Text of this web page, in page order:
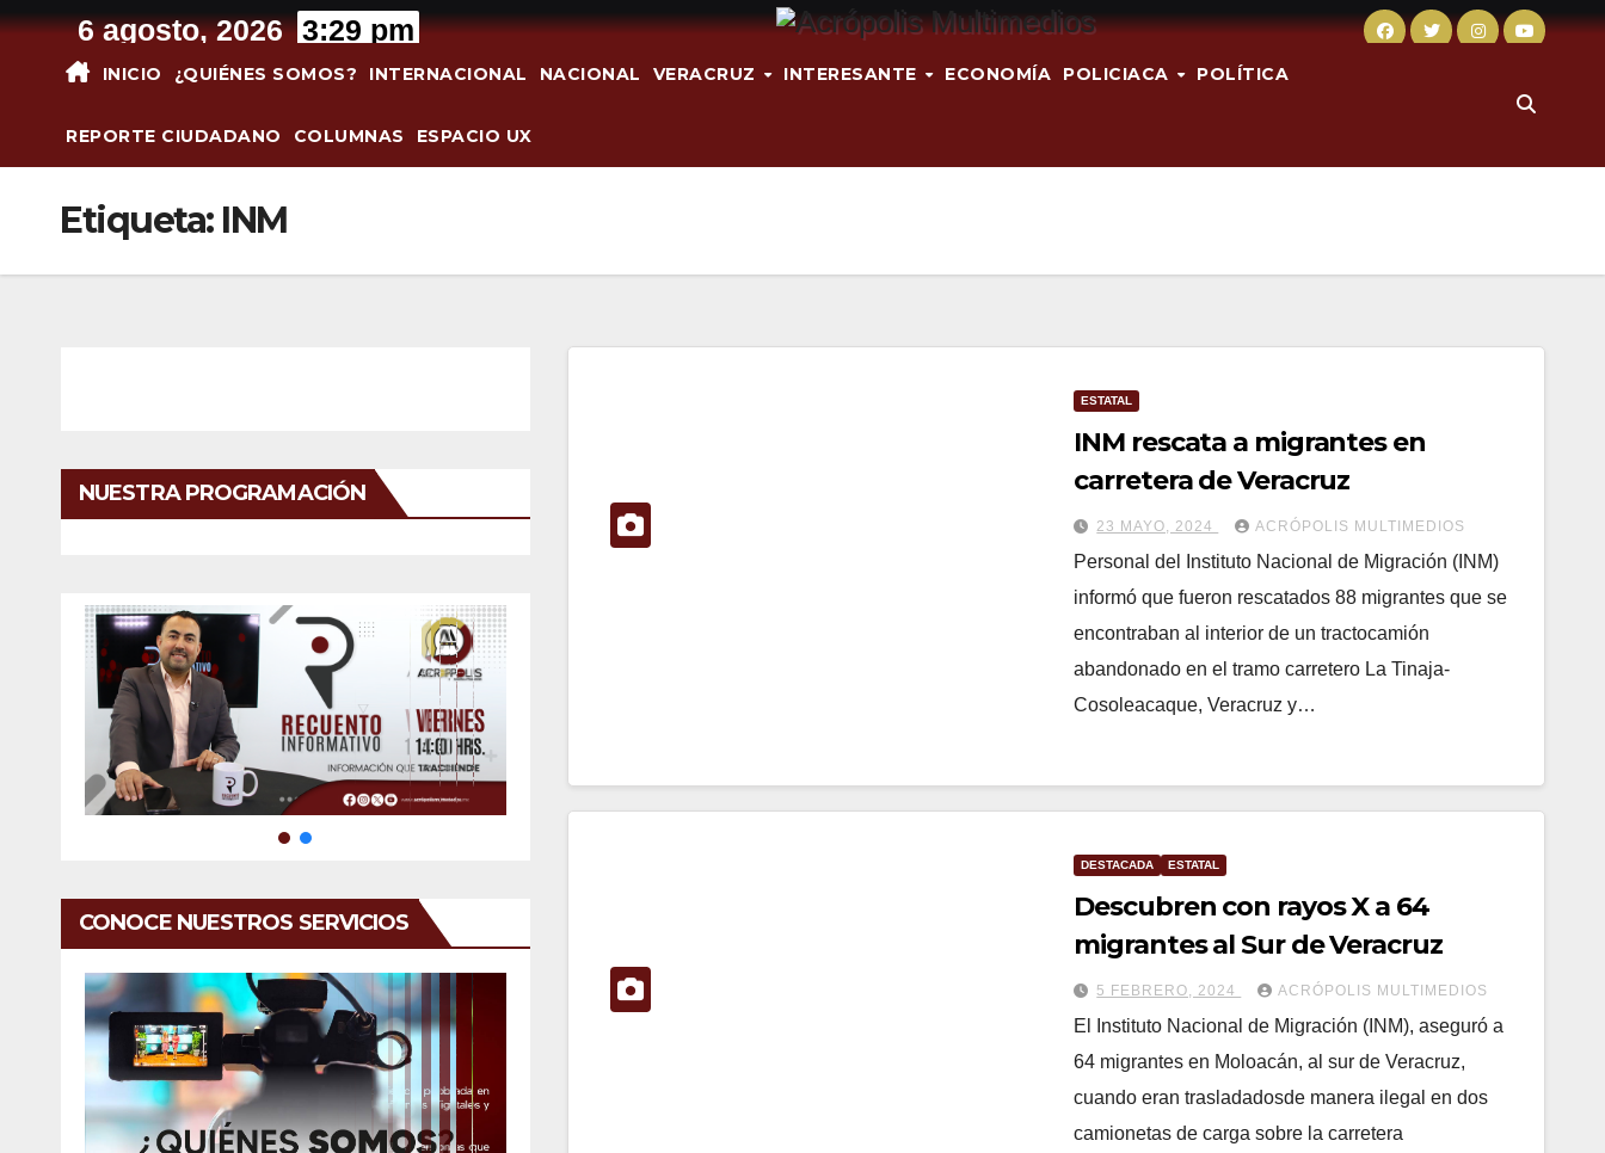
Saltar
contenido
6 agosto, 2026 3:29 pm
INICIO ¿QUIÉNES SOMOS? INTERNACIONAL NACIONAL VERACRUZ INTERESANTE ECONOMÍA POLICIACA POLÍTICA
REPORTE CIUDADANO COLUMNAS ESPACIO UX
Etiqueta: INM
NUESTRA PROGRAMACIÓN
CONOCE NUESTROS SERVICIOS
ESTATAL
INM rescata a migrantes en
carretera de Veracruz
23 MAYO, 2024 ACRÓPOLIS MULTIMEDIOS
Personal del Instituto Nacional de Migración (INM)
informó que fueron rescatados 88 migrantes que se
encontraban al interior de un tractocamión
abandonado en el tramo carretero La Tinaja-
Cosoleacaque, Veracruz y…
DESTACADA ESTATAL
Descubren con rayos X a 64
migrantes al Sur de Veracruz
5 FEBRERO, 2024 ACRÓPOLIS MULTIMEDIOS
El Instituto Nacional de Migración (INM), aseguró a
64 migrantes en Moloacán, al sur de Veracruz,
cuando eran trasladadosde manera ilegal en dos
camionetas de carga sobre la carretera